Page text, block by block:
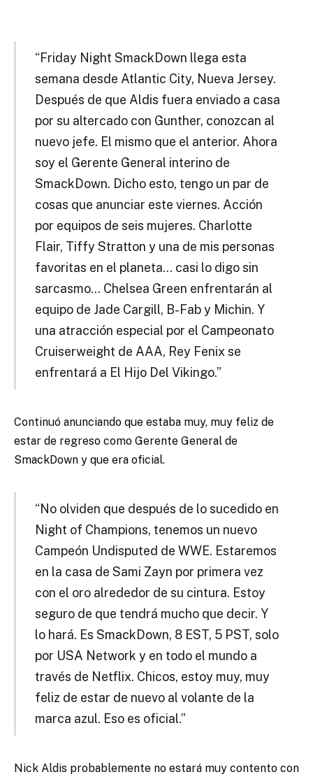
“Friday Night SmackDown llega esta
semana desde Atlantic City, Nueva Jersey.
Después de que Aldis fuera enviado a casa
por su altercado con Gunther, conozcan al
nuevo jefe. El mismo que el anterior. Ahora
soy el Gerente General interino de
SmackDown. Dicho esto, tengo un par de
cosas que anunciar este viernes. Acción
por equipos de seis mujeres. Charlotte
Flair, Tiffy Stratton y una de mis personas
favoritas en el planeta… casi lo digo sin
sarcasmo… Chelsea Green enfrentarán al
equipo de Jade Cargill, B-Fab y Michin. Y
una atracción especial por el Campeonato
Cruiserweight de AAA, Rey Fenix se
enfrentará a El Hijo Del Vikingo.”
Continuó anunciando que estaba muy, muy feliz de
estar de regreso como Gerente General de
SmackDown y que era oficial.
“No olviden que después de lo sucedido en
Night of Champions, tenemos un nuevo
Campeón Undisputed de WWE. Estaremos
en la casa de Sami Zayn por primera vez
con el oro alrededor de su cintura. Estoy
seguro de que tendrá mucho que decir. Y
lo hará. Es SmackDown, 8 EST, 5 PST, solo
por USA Network y en todo el mundo a
través de Netflix. Chicos, estoy muy, muy
feliz de estar de nuevo al volante de la
marca azul. Eso es oficial.”
Nick Aldis probablemente no estará muy contento con